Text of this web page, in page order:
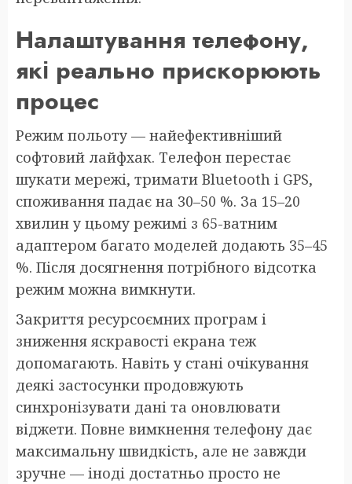
Налаштування телефону,
які реально прискорюють
процес
Режим польоту — найефективніший
софтовий лайфхак. Телефон перестає
шукати мережі, тримати Bluetooth і GPS,
споживання падає на 30–50 %. За 15–20
хвилин у цьому режимі з 65-ватним
адаптером багато моделей додають 35–45
%. Після досягнення потрібного відсотка
режим можна вимкнути.
Закриття ресурсоємних програм і
зниження яскравості екрана теж
допомагають. Навіть у стані очікування
деякі застосунки продовжують
синхронізувати дані та оновлювати
віджети. Повне вимкнення телефону дає
максимальну швидкість, але не завжди
зручне — іноді достатньо просто не